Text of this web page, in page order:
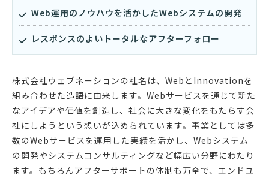
Web運用のノウハウを活かしたWebシステムの開発
レスポンスのよいトータルなアフターフォロー
株式会社ウェブネーションの社名は、WebとInnovationを
組み合わせた造語に由来します。Webサービスを通じて新た
なアイデアや価値を創造し、社会に大きな変化をもたらす会
社にしようという想いが込められています。事業としては多
数のWebサービスを運用した実績を活かし、Webシステム
の開発やシステムコンサルティングなど幅広い分野にわたり
ます。もちろんアフターサポートの体制も万全で、エンドユ